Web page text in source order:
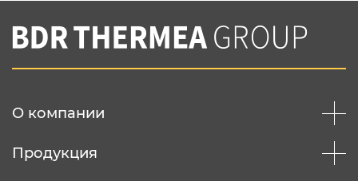
Вы соглашаетесь с нашей политикой
конфеденциальности
О компании
Продукция